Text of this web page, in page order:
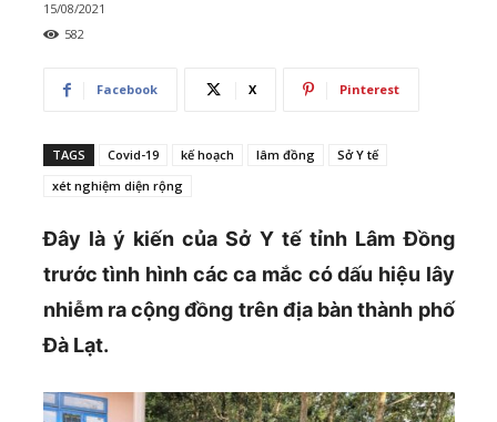
15/08/2021
582
Facebook X Pinterest
TAGS Covid-19 kế hoạch lâm đồng
Sở Y tế
xét nghiệm diện rộng
Đây là ý kiến của Sở Y tế tỉnh Lâm Đồng
trước tình hình các ca mắc có dấu hiệu lây
nhiễm ra cộng đồng trên địa bàn thành phố
Đà Lạt.